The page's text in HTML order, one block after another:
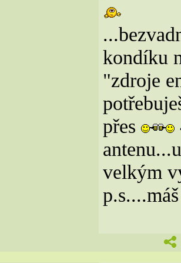
kondíku
"zdroje
přes
velkým